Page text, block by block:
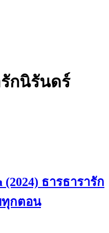
กนิรันดร์
ธารธารารัก
ทุกตอน